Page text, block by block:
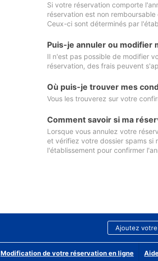
Si votre réservation comporte
réservation est non
Ceux-ci sont déterminés par
Puis-je annuler ou modifier
Il n'est pas possible de modifier
réservation, des frais peuvent
Où puis-je trouver mes
Vous les trouverez sur votre
Comment savoir si ma
Lorsque vous annulez votre
et vérifiez votre dossier spams si
l'établissement pour confirmer
Ajoutez
Modification de votre réservation en ligne